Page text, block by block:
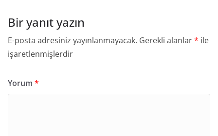
Bir yanıt yazın
E-posta adresiniz yayınlanmayacak. Gerekli alanlar* ile
işaretlenmişlerdir
Yorum *